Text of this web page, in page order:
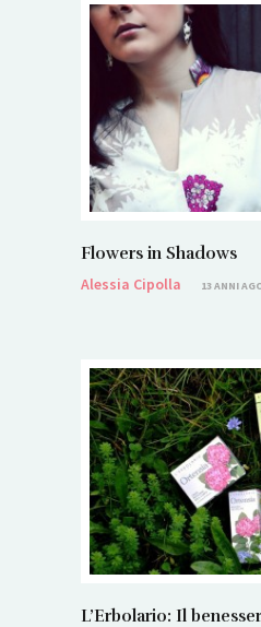
Flowers in Shadows
Alessia Cipolla
13 ANNI
L’Erbolario: Il